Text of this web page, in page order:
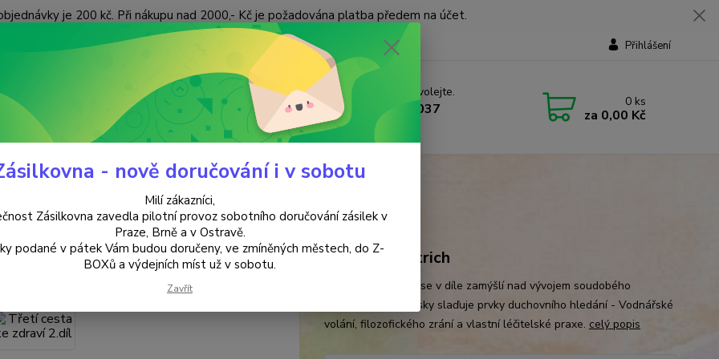
je 200 kč. Při nákupu nad 2000,- Kč je požadována platba předem na účet.
KONTAKTY Přihlášení
Hledat
Nevíte si rady? Zavolejte.
+420 737 737 037
(Po-Pá, 9-18 hod.)
0 ks
za 0,00 Kč
Třetí cesta ke zdraví 2.díl
cesta ke zdraví 2.díl
Josef A. Zentrich
Náš přední bylinář se v díle zamýšlí nad vývojem soudobého
lékařství a mistrovsky slaďuje prvky duchovního hledání - Vodnářské
volání, filozofického zrání a vlastní léčitelské praxe. celý popis
- nově doručování i v sobotu
Milí zákazníci,
Zásilkovna zavedla pilotní provoz sobotního doručování zásilek v
Praze, Brně a v Ostravě.
podané v pátek Vám budou doručeny, ve zmíněných městech, do Z-
BOXů a výdejních míst už v sobotu.
Zavřít